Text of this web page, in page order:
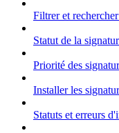
Filtrer et
Statut de la
Priorité des
Installer les
Statuts et erreurs